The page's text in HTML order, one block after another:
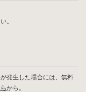
。
発生した場合には、無料
から。